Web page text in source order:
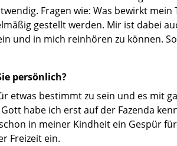
Fragen wie: Was bewirkt
gestellt werden. Mir ist dabei
und in mich reinhören zu können.
persönlich?
etwas bestimmt zu sein und es mit
habe ich erst auf der Fazenda
in meiner Kindheit ein Gespür
Freizeit ein.